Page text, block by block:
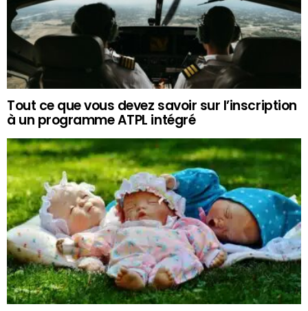
Tout ce que vous devez savoir sur l’inscription
à un programme ATPL intégré